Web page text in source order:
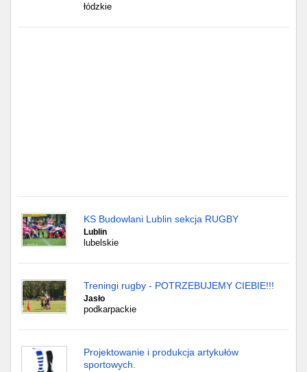
łódzkie
KS Budowlani Lublin sekcja RUGBY
Lublin
lubelskie
Treningi rugby - POTRZEBUJEMY CIEBIE!!!
Jasło
podkarpackie
Projektowanie i produkcja artykułów
sportowych.
Częstochowa
Olsztyn
Opole